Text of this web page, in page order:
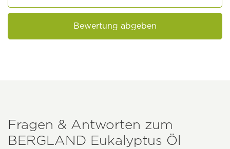
Bewertung abgeben
Fragen & Antworten zum
BERGLAND Eukalyptus Öl